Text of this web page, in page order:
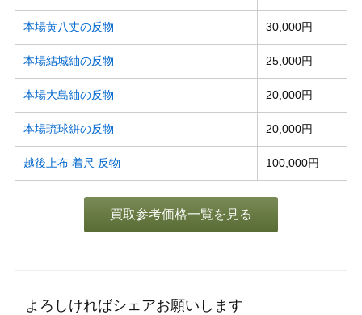
本場黄八丈の反物 30,000円
本場結城紬の反物 25,000円
本場大島紬の反物 20,000円
本場琉球絣の反物 20,000円
越後上布 着尺 反物 100,000円
買取参考価格一覧を見る
よろしければシェアお願いします